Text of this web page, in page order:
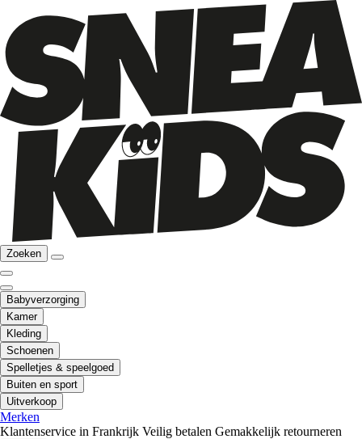
Zoeken
Babyverzorging
Kamer
Kleding
Schoenen
Spelletjes & speelgoed
Buiten en sport
Uitverkoop
Merken
Klantenservice in Frankrijk Veilig betalen Gemakkelijk retourneren